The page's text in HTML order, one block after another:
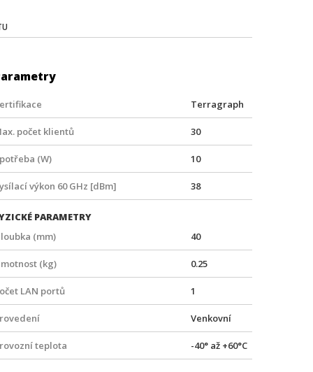
Terragraph
počet klientů 30
(W) 10
výkon 60 GHz [dBm] 38
PARAMETRY
(mm)
40
(kg) 0.25
LAN portů 1
Venkovní
teplota -40° až +60°C